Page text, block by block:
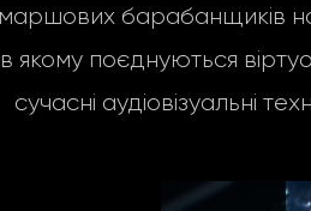
барабанщиків
якому поєднуються
сучасні аудіовізуальні